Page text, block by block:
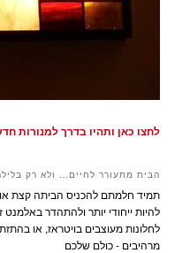
לחצו כאן ותהיו בדרך למנורות
הבית מתעורר לחיים… ולא רק
תמיד חלמתם להכניס הביתה קצת
להיות ייחודי יותר ולהתהדר
לחלונות מעוצבים בויטראז, או
מרהיבים - כולם שלכם